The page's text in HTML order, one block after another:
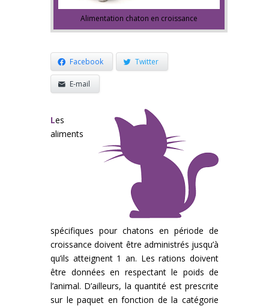
Alimentation chaton en croissance
Facebook Twitter
E-mail
Les
aliments
spécifiques pour chatons en période de
croissance doivent être administrés jusqu’à
qu’ils atteignent 1 an. Les rations doivent
être données en respectant le poids de
l’animal. D’ailleurs, la quantité est prescrite
sur le paquet en fonction de la catégorie